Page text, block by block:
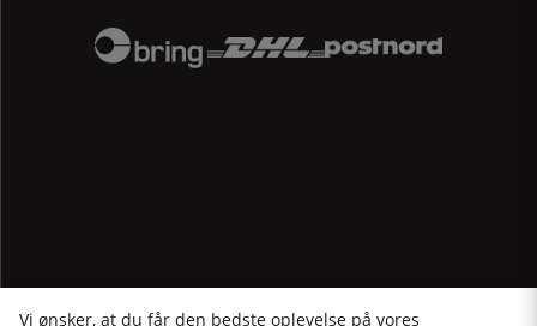
Vi ønsker, at du får den bedste oplevelse på vores